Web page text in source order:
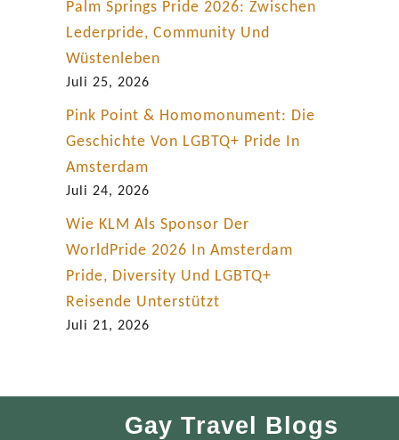
Palm Springs Pride 2026: Zwischen
Lederpride, Community Und
Wüstenleben
Juli 25, 2026
Pink Point & Homomonument: Die
Geschichte Von LGBTQ+ Pride In
Amsterdam
Juli 24, 2026
Wie KLM Als Sponsor Der
WorldPride 2026 In Amsterdam
Pride, Diversity Und LGBTQ+
Reisende Unterstützt
Juli 21, 2026
Gay Travel Blogs